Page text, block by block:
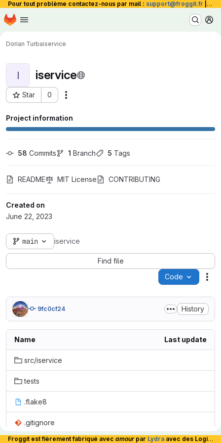
Pour tout problème contactez-nous par mail : support@froggit.fr La
Skip to main content
Homepage
Dorian Turbaiservice
I iservice
Star 0
Project ID: 1017
Project information
58 Commits 1 Branch 5 Tags
README MIT License CONTRIBUTING
Created on
June 22, 2023
main iservice
Find file
Code
9fc0cf24 History
Name Last update
src/iservice
tests
.flake8
.gitignore
Froggit est fièrement fabriqué avec amour par Lydra avec des Logiciels Libres et hébergé en